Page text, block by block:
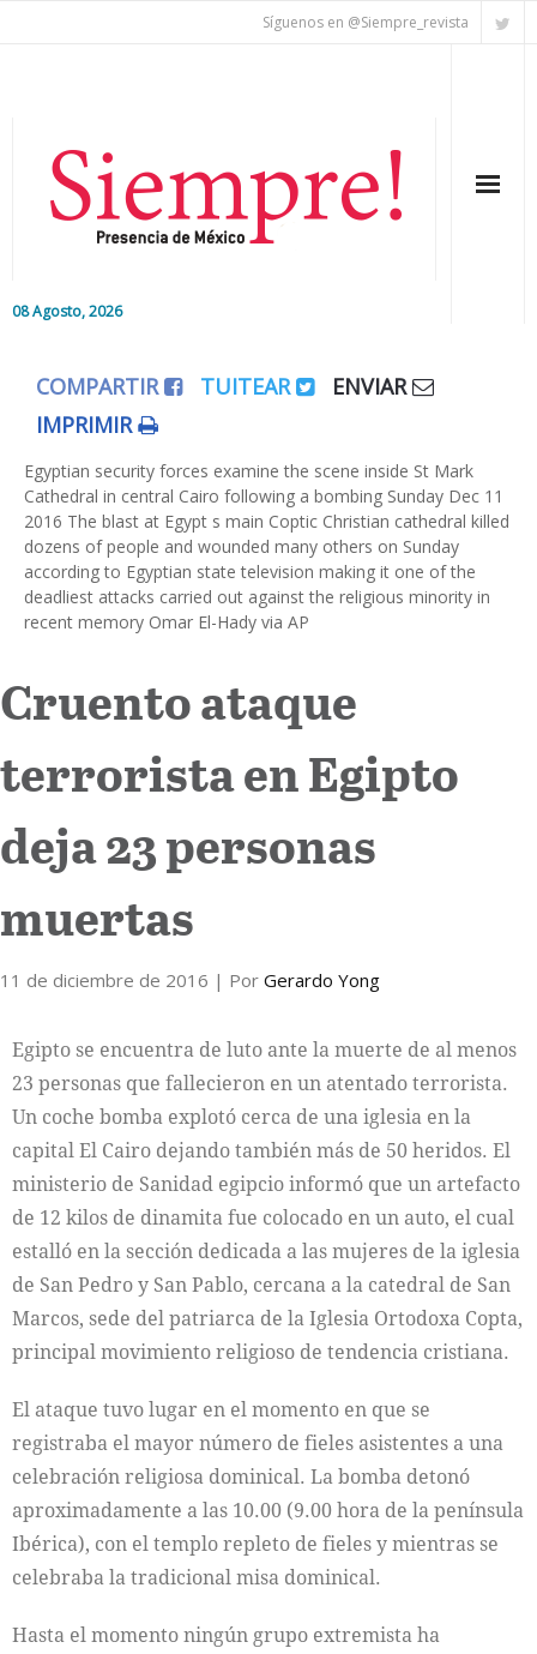
Síguenos en @Siempre_revista
08 Agosto, 2026
Editorial
Nacional
Colaboradores
Internacional
COMPARTIR TUITEAR
ENVIAR
IMPRIMIR
Egyptian security forces examine the scene inside St Mark
Cathedral in central Cairo following a bombing Sunday Dec 11
2016 The blast at Egypt s main Coptic Christian cathedral killed
dozens of people and wounded many others on Sunday
according to Egyptian state television making it one of the
deadliest attacks carried out against the religious minority in
recent memory Omar El-Hady via AP
Cruento ataque
terrorista en Egipto
deja 23 personas
muertas
11 de diciembre de 2016 | Por Gerardo Yong
Egipto se encuentra de luto ante la muerte de al menos
23 personas que fallecieron en un atentado terrorista.
Un coche bomba explotó cerca de una iglesia en la
capital El Cairo dejando también más de 50 heridos. El
ministerio de Sanidad egipcio informó que un artefacto
de 12 kilos de dinamita fue colocado en un auto, el cual
estalló en la sección dedicada a las mujeres de la iglesia
de San Pedro y San Pablo, cercana a la catedral de San
Marcos, sede del patriarca de la Iglesia Ortodoxa Copta,
principal movimiento religioso de tendencia cristiana.
El ataque tuvo lugar en el momento en que se
registraba el mayor número de fieles asistentes a una
celebración religiosa dominical. La bomba detonó
aproximadamente a las 10.00 (9.00 hora de la península
Ibérica), con el templo repleto de fieles y mientras se
celebraba la tradicional misa dominical.
Hasta el momento ningún grupo extremista ha